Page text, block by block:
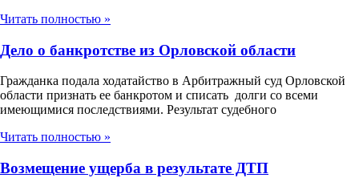
Читать полностью »
Дело о банкротстве из Орловской области
Гражданка подала ходатайство в Арбитражный суд Орловской
области признать ее банкротом и списать долги со всеми
имеющимися последствиями. Результат судебного
Читать полностью »
Возмещение ущерба в результате ДТП